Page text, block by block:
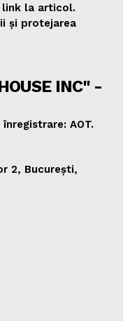
link la articol.
și protejarea
INC" -
AOT.
2, București,